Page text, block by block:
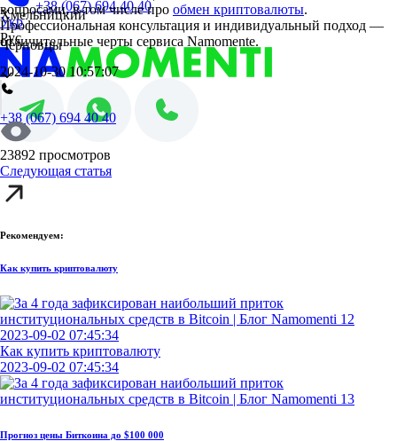
+38 (067) 694 40 40
Укр
Рус
Хмельницкий
Черновцы
+38 (067) 694 40 40
вопросами, в том числе про обмен криптовалюты.
Профессиональная консультация и индивидуальный подход —
отличительные черты сервиса Namomente.
2024-10-30 10:57:07
23892 просмотров
Следующая статья
Рекомендуем:
Как купить криптовалюту
2023-09-02 07:45:34
Как купить криптовалюту
2023-09-02 07:45:34
Прогноз цены Биткоина до $100 000